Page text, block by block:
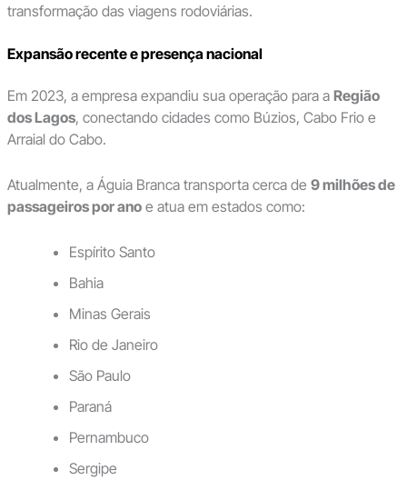
transformação das viagens rodoviárias.
Expansão recente e presença nacional
Em 2023, a empresa expandiu sua operação para a Região
dos Lagos, conectando cidades como Búzios, Cabo Frio e
Arraial do Cabo.
Atualmente, a Águia Branca transporta cerca de 9 milhões de
passageiros por anoe atua em estados como:
Espírito Santo
Bahia
Minas Gerais
Rio de Janeiro
São Paulo
Paraná
Pernambuco
Sergipe